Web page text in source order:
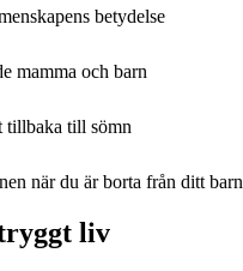
betydelse
mamma och barn
tillbaka till sömn
när du är borta från ditt barn
liv